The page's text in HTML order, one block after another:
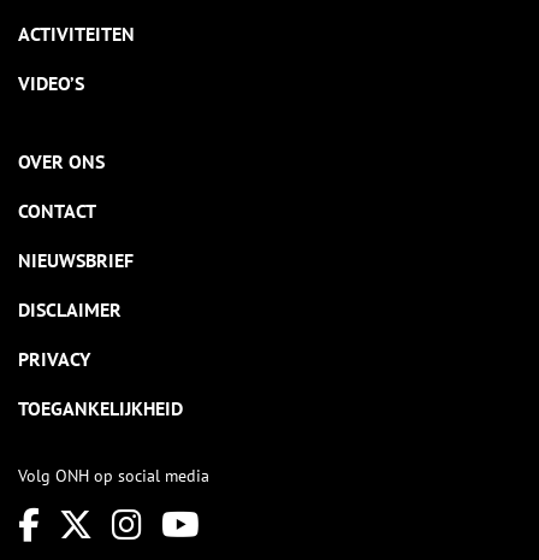
ACTIVITEITEN
VIDEO’S
OVER ONS
CONTACT
NIEUWSBRIEF
DISCLAIMER
PRIVACY
TOEGANKELIJKHEID
Volg ONH op social media